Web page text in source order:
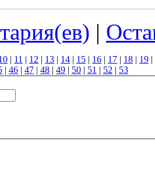
|
| 11 | 12 | 13 | 14 | 15 | 16 | 17 | 18 | 19 |
| 46 | 47 | 48 | 49 | 50 | 51 | 52 | 53